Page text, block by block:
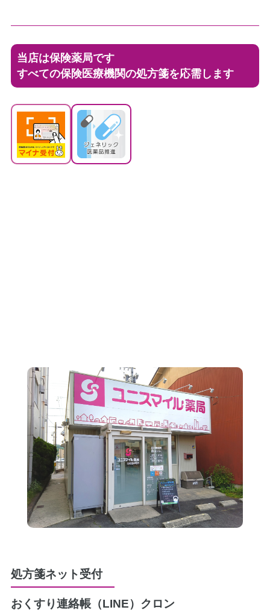
当店は保険薬局です
すべての保険医療機関の処方箋を応需します
処方箋ネット受付
おくすり連絡帳（LINE） クロン